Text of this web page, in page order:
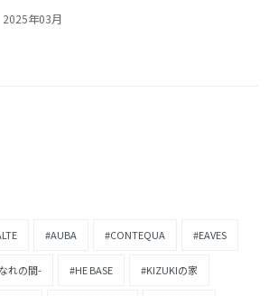
2025年03月
#AUBA #CONTEQUA #EAVES
れの間- #HE BASE #KIZUKIの家